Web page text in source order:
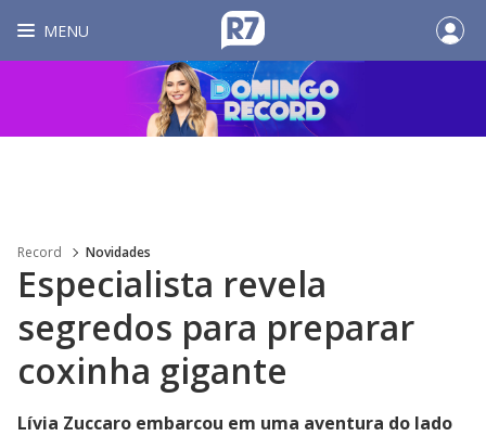
MENU
Record Novidades
Especialista revela
segredos para preparar
coxinha gigante
Lívia Zuccaro embarcou em uma aventura do lado